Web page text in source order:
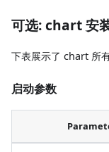
可选: chart 安
下表展示了 chart 所
启动参数